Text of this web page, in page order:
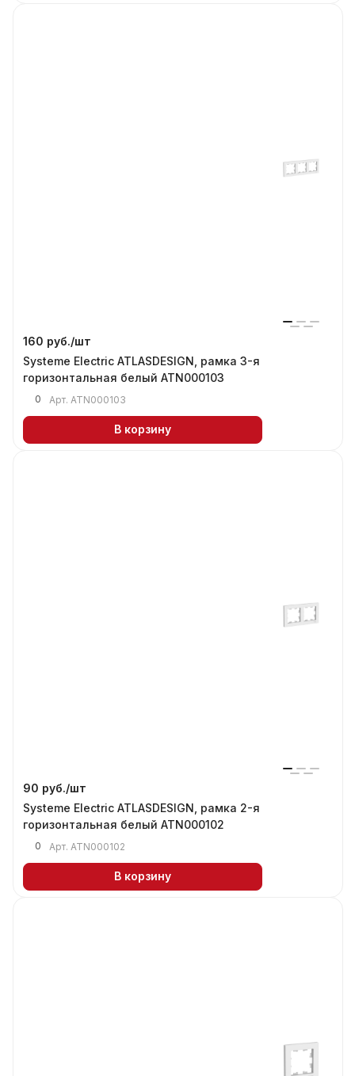
160 руб./шт
Systeme Electric ATLASDESIGN, рамка 3-я
горизонтальная белый ATN000103
0 Арт. ATN000103
В корзину
90 руб./шт
Systeme Electric ATLASDESIGN, рамка 2-я
горизонтальная белый ATN000102
0 Арт. ATN000102
В корзину